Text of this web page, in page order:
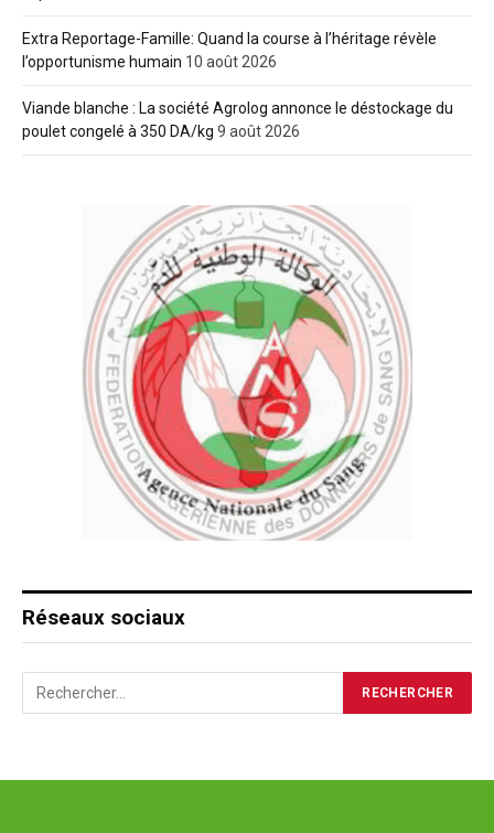
Extra Reportage-Famille: Quand la course à l’héritage révèle
l’opportunisme humain 10 août 2026
Viande blanche : La société Agrolog annonce le déstockage du
poulet congelé à 350 DA/kg 9 août 2026
Réseaux sociaux